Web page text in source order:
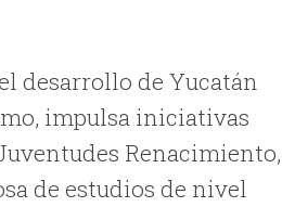
desarrollo de Yucatán
impulsa iniciativas
Renacimiento,
de estudios de nivel